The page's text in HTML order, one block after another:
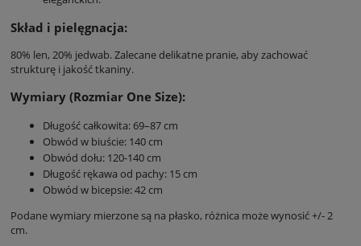
Skład i pielęgnacja:
80% len, 20% jedwab. Zalecane delikatne pranie, aby zachować
strukturę i jakość tkaniny.
Wymiary (Rozmiar One Size):
Długość całkowita: 69–87 cm
Obwód w biuście: 140 cm
Obwód dołu: 120-140 cm
Długość rękawa od pachy: 15 cm
Obwód w bicepsie: 42 cm
Podane wymiary mierzone są na płasko, różnica może wynosić +/- 2
cm.